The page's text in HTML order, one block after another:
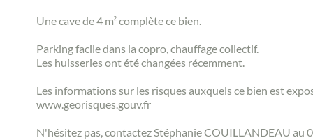
Une cave de 4 m² complète ce bien.
Parking facile dans la copro, chauffage collectif.
Les huisseries ont été changées récemment.
Les informations sur les risques auxquels ce bien est
www.georisques.gouv.fr
N'hésitez pas, contactez Stéphanie COUILLANDEAU au